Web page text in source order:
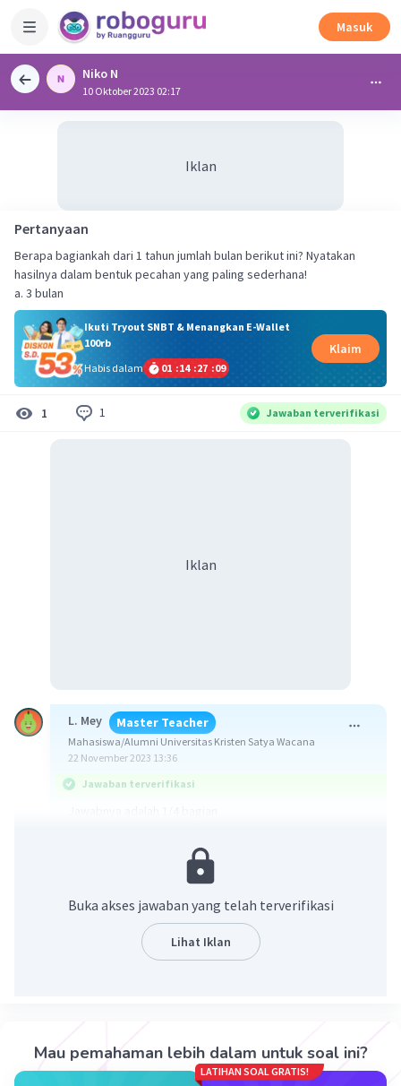
Masuk
Niko N
10 Oktober 2023 02:17
Iklan
Pertanyaan
Berapa bagiankah dari 1 tahun jumlah bulan berikut ini? Nyatakan
hasilnya dalam bentuk pecahan yang paling sederhana!
a. 3 bulan
Ikuti Tryout SNBT & Menangkan E-Wallet
100rb
Habis dalam
01 :14 :27 :09
Klaim
1 1 Jawaban terverifikasi
Iklan
L. Mey Master Teacher
Mahasiswa/Alumni Universitas Kristen Satya Wacana
22 November 2023 13:36
Jawaban terverifikasi
a bagian dari b dapat dituliskan a/b
Untuk menyederhanakan pecahan bisa menggunakan
FPB adalah faktor persekutuan terbesar dari dua
3 bulan berapa bagian dari 1 tahun (12 bulan)
= 3 bagian dari 12
Buka akses jawaban yang telah terverifikasi
Lihat Iklan
Mau pemahaman lebih dalam untuk soal ini?
LATIHAN SOAL GRATIS!